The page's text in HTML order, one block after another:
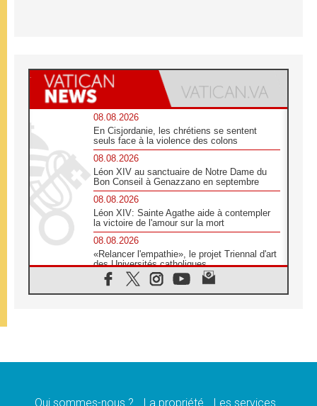
08.08.2026
En Cisjordanie, les chrétiens se sentent
seuls face à la violence des colons
08.08.2026
Léon XIV au sanctuaire de Notre Dame du
Bon Conseil à Genazzano en septembre
08.08.2026
Léon XIV: Sainte Agathe aide à contempler
la victoire de l'amour sur la mort
08.08.2026
«Relancer l'empathie», le projet Triennal d'art
des Universités catholiques
08.08.2026
Signis 2026, donner la parole aux religieuses
07.08.2026
Qui sommes-nous ? La propriété Les services